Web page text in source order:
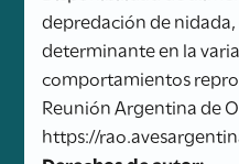
depredación de
determinante en la
comportamientos
Reunión Argentina de
https://